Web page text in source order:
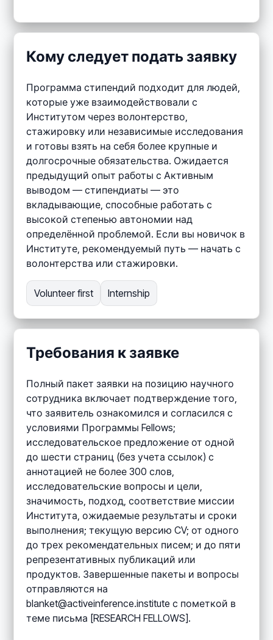
Кому следует подать заявку
Программа стипендий подходит для людей,
которые уже взаимодействовали с
Институтом через волонтерство,
стажировку или независимые исследования
и готовы взять на себя более крупные и
долгосрочные обязательства. Ожидается
предыдущий опыт работы с Активным
выводом — стипендиаты — это
вкладывающие, способные работать с
высокой степенью автономии над
определённой проблемой. Если вы новичок в
Институте, рекомендуемый путь — начать с
волонтерства или стажировки.
Volunteer first Internship
Требования к заявке
Полный пакет заявки на позицию научного
сотрудника включает подтверждение того,
что заявитель ознакомился и согласился с
условиями Программы Fellows;
исследовательское предложение от одной
до шести страниц (без учета ссылок) с
аннотацией не более 300 слов,
исследовательские вопросы и цели,
значимость, подход, соответствие миссии
Института, ожидаемые результаты и сроки
выполнения; текущую версию CV; от одного
до трех рекомендательных писем; и до пяти
репрезентативных публикаций или
продуктов. Завершенные пакеты и вопросы
отправляются на
blanket@activeinference.institute с пометкой в
теме письма [RESEARCH FELLOWS].